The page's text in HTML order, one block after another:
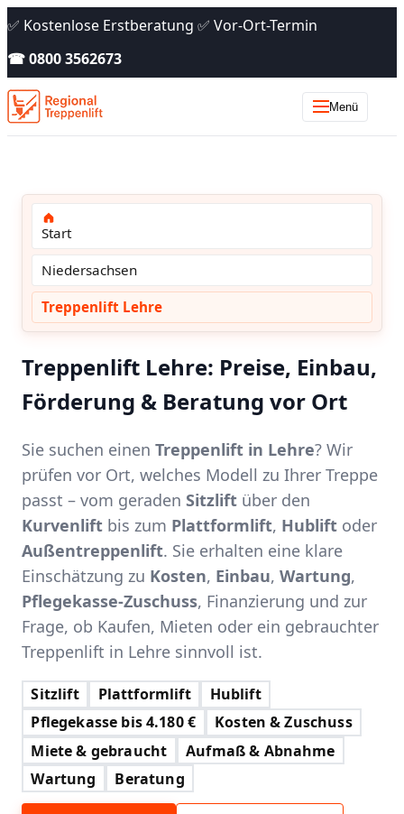
✅ Kostenlose Erstberatung ✅ Vor-Ort-Termin
☎ 0800 3562673
Menü
Start
Niedersachsen
Treppenlift Lehre
Treppenlift Lehre: Preise, Einbau,
Förderung & Beratung vor Ort
Sie suchen einen Treppenlift in Lehre? Wir
prüfen vor Ort, welches Modell zu Ihrer Treppe
passt – vom geraden Sitzlift über den
Kurvenlift bis zum Plattformlift, Hublift oder
Außentreppenlift. Sie erhalten eine klare
Einschätzung zu Kosten, Einbau, Wartung,
Pflegekasse-Zuschuss, Finanzierung und zur
Frage, ob Kaufen, Mieten oder ein gebrauchter
Treppenlift in Lehre sinnvoll ist.
Sitzlift Plattformlift
Hublift
Pflegekasse bis 4.180 €
Kosten & Zuschuss
Miete & gebraucht
Aufmaß & Abnahme
Wartung
Beratung